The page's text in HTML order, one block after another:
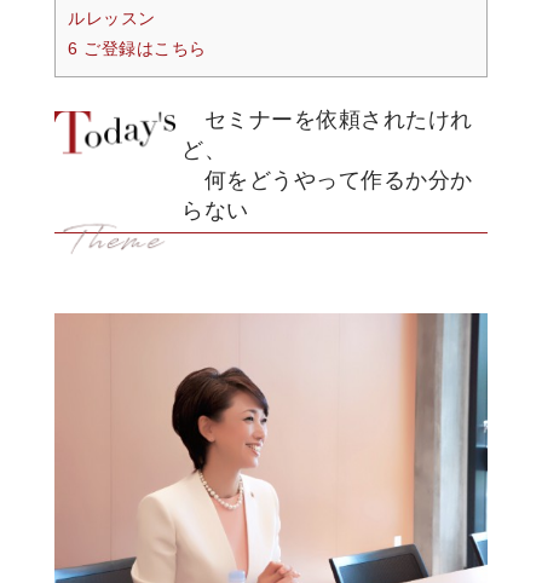
ルレッスン
6 ご登録はこちら
セミナーを依頼されたけれ
ど、
何をどうやって作るか分か
らない